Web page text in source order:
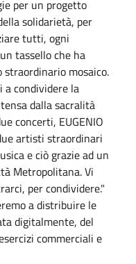
per un progetto
solidarietà, per
tutti, ogni
tassello che ha
straordinario mosaico.
a condividere la
dalla sacralità
concerti, EUGENIO
artisti straordinari
e ciò grazie ad un
Metropolitana. Vi
per condividere."
a distribuire le
digitalmente, del
commerciali e